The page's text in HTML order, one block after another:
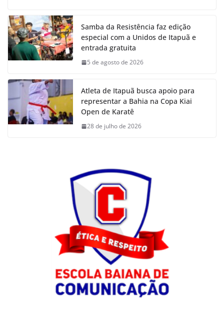
Samba da Resistência faz edição
especial com a Unidos de Itapuã e
entrada gratuita
5 de agosto de 2026
Atleta de Itapuã busca apoio para
representar a Bahia na Copa Kiai
Open de Karatê
28 de julho de 2026